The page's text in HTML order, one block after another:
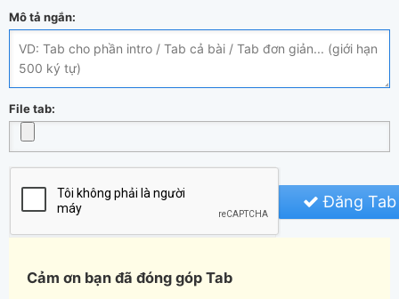
Điệu bài hát
Tìm theo hợp âm Tải ứng dụng
Tắt quảng cáo
Mô tả ngắn:
File tab:
Đăng
Cảm ơn bạn đã đóng góp Tab